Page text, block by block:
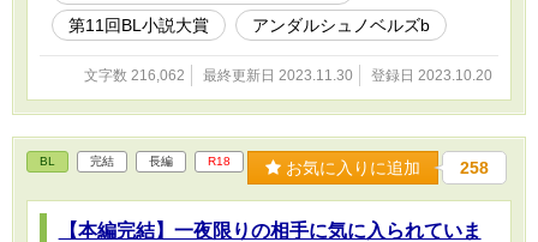
第11回BL小説大賞
アンダルシュノベルズb
文字数 216,062 最終更新日 2023.11.30 登録日 2023.10.20
BL 完結 長編 R18 お気に入りに追加 258
【本編完結】一夜限りの相手に気に入られていま